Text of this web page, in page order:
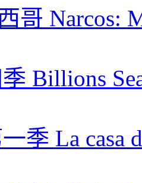
哥 Narcos:
Billions
季 La casa